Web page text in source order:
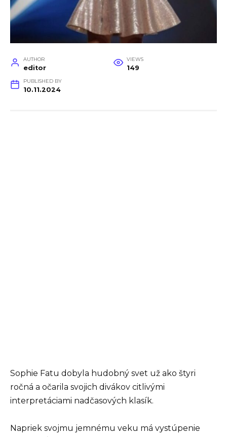
AUTHOR
editor
VIEWS
149
PUBLISHED BY
10.11.2024
Sophie Fatu dobyla hudobný svet už ako štyri
ročná a očarila svojich divákov citlivými
interpretáciami nadčasových klasík.
Napriek svojmu jemnému veku má vystúpenie